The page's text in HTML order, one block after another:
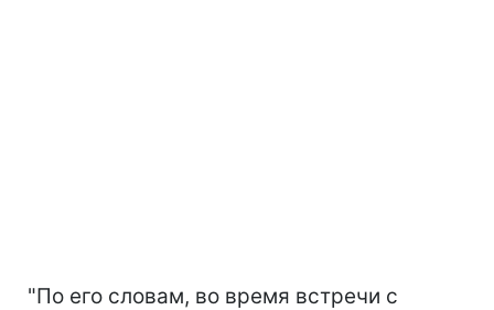
"По его словам, во время встречи с